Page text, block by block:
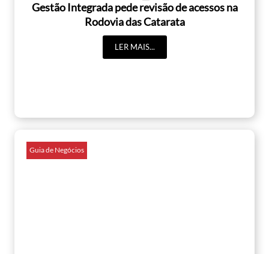
Gestão Integrada pede revisão de acessos na
Rodovia das Catarata
LER MAIS...
Guia de Negócios